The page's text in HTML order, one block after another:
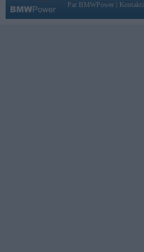
Par BMWPower
Kontakti